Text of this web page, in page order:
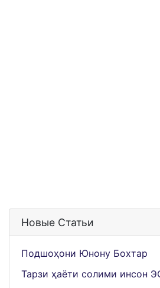
Новые Статьи
Подшоҳони Юнону Бохтар
Тарзи ҳаёти солими инсон